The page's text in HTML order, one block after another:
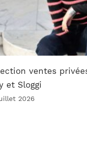
ventes
et Sloggi
2026